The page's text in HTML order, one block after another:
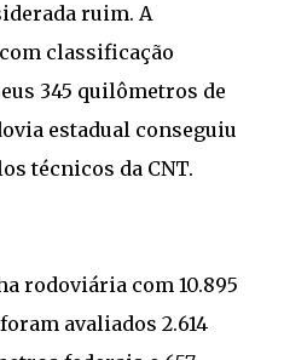
ruim. A
classificação
345 quilômetros de
estadual conseguiu
técnicos da CNT.
rodoviária com 10.895
avaliados 2.614